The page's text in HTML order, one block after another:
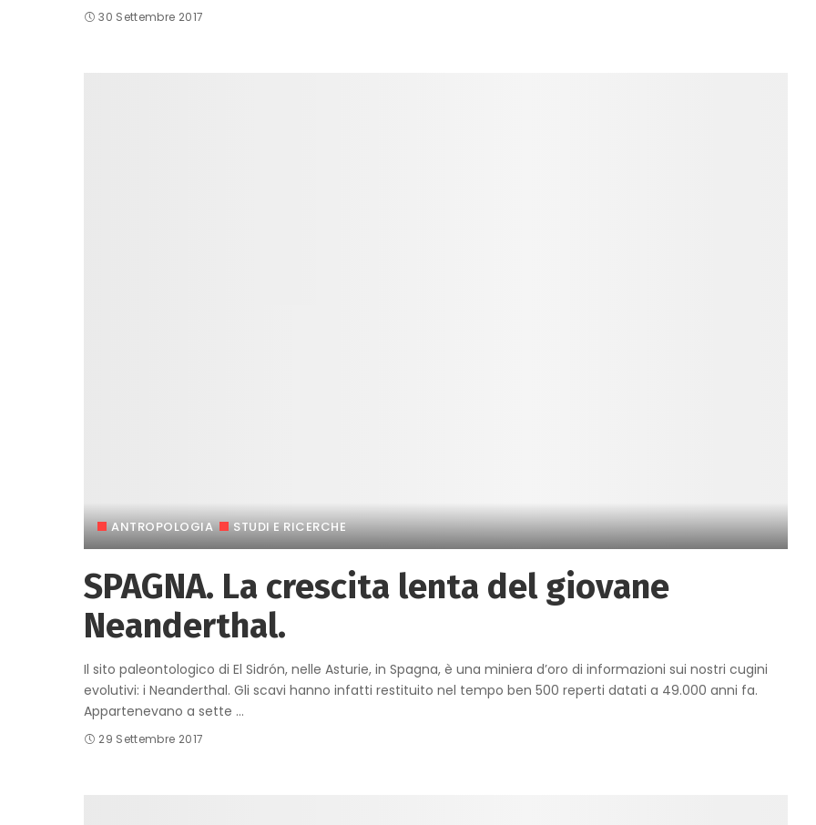
30 Settembre 2017
ANTROPOLOGIA STUDI E RICERCHE
SPAGNA. La crescita lenta del giovane
Neanderthal.
Il sito paleontologico di El Sidrón, nelle Asturie, in Spagna, è una miniera d’oro di informazioni sui nostri cugini
evolutivi: i Neanderthal. Gli scavi hanno infatti restituito nel tempo ben 500 reperti datati a 49.000 anni fa.
Appartenevano a sette ...
29 Settembre 2017